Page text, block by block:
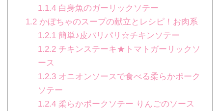
1.1.4 白身魚のガーリックソテー
1.2かぼちゃのスープの献立とレシピ！お肉系
1.2.1 簡単♪皮パリパリ☆チキンソテー
1.2.2 チキンステーキ★トマトガーリックソ
ース
1.2.3 オニオンソースで食べる柔らかポーク
ソテー
1.2.4 柔らかポークソテー りんごのソース